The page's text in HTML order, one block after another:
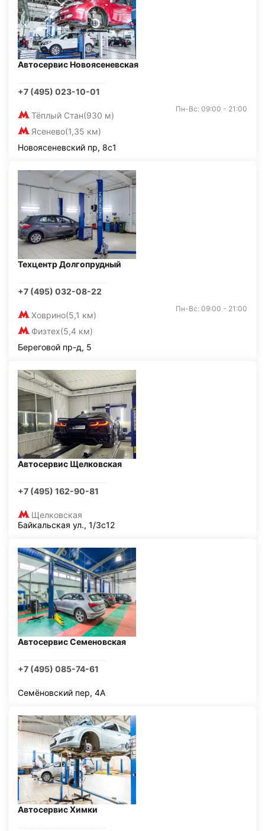
Автосервис Новоясеневская
+7 (495) 023-10-01
Тёплый Стан(930 м)
Ясенево(1,35 км)
Пн-Вс: 09:00 - 21:00
Новоясеневский пр, 8с1
Техцентр Долгопрудный
+7 (495) 032-08-22
Ховрино(5,1 км)
Физтех(5,4 км)
Пн-Вс: 09:00 - 21:00
Береговой пр-д, 5
Автосервис Щелковская
+7 (495) 162-90-81
Щелковская
Байкальская ул., 1/3с12
Автосервис Семеновская
+7 (495) 085-74-61
Семёновский пер, 4А
Автосервис Химки